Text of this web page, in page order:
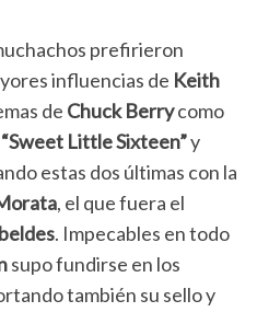
prefirieron
influencias de Keith
de Chuck Berrycomo
“Sweet Little Sixteen”y
estas dos últimas con la
, el que fuera el
. Impecables en todo
supo fundirse en los
también su sello y